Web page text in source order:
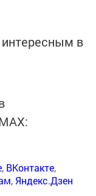
в
, ВКонтакте,
, Яндекс.Дзен